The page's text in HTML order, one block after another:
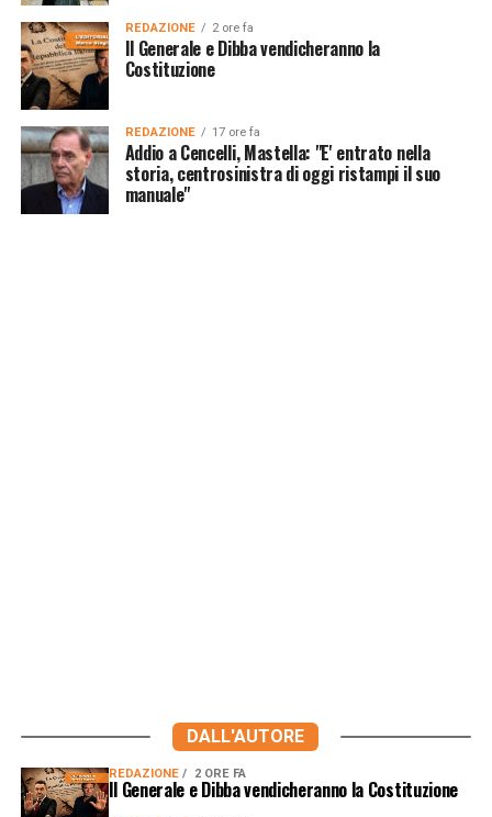
REDAZIONE 2 ore fa
Il Generale e Dibba vendicheranno la
Costituzione
REDAZIONE 17 ore fa
Addio a Cencelli, Mastella: "E' entrato nella
storia, centrosinistra di oggi ristampi il suo
manuale"
DALL'AUTORE
REDAZIONE 2 ORE FA
Il Generale e Dibba vendicheranno la Costituzione